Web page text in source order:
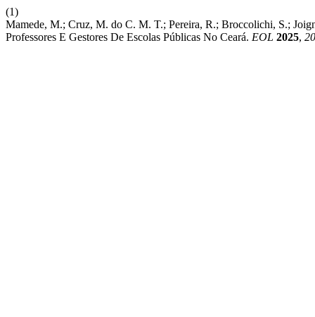
(1)
Mamede, M.; Cruz, M. do C. M. T.; Pereira, R.; Broccolichi, S.;
Professores E Gestores De Escolas Públicas No Ceará. EOL 2025, 20